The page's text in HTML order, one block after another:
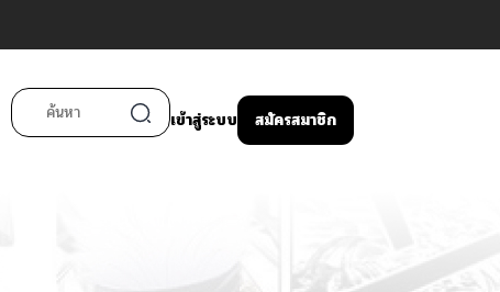
เข้าสู่ระบบ สมัครสมาชิก